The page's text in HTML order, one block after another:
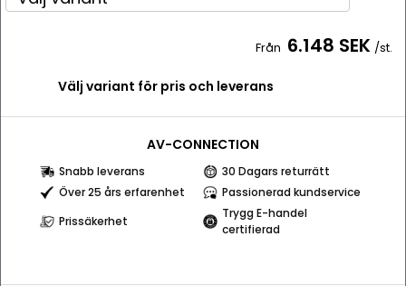
Från 6.148 SEK /st.
Välj variant för pris och leverans
AV-CONNECTION
Snabb leverans
30 Dagars returrätt
Över 25 års erfarenhet
Passionerad kundservice
Prissäkerhet
Trygg E-handel
certifierad